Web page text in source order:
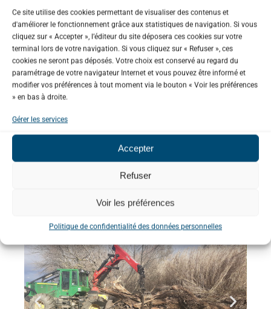
Ce site utilise des cookies permettant de visualiser des contenus et
d'améliorer le fonctionnement grâce aux statistiques de navigation. Si vous
cliquez sur « Accepter », l’éditeur du site déposera ces cookies sur votre
terminal lors de votre navigation. Si vous cliquez sur « Refuser », ces
cookies ne seront pas déposés. Votre choix est conservé au regard du
paramétrage de votre navigateur Internet et vous pouvez être informé et
modifier vos préférences à tout moment via le bouton « Voir les préférences
» en bas à droite.
Gérer les services
Accepter
Refuser
Voir les préférences
Politique de confidentialité des données personnelles
L’objectif est d’évaluer l’impact que peuvent
avoir ces ouvrages sur la quantité d’eau
présente dans les rivières.
Gérer la végétation
cours d’eau et à la protection contre les
inondations. Pour préserver ces services tout en
garantissant la sécurité des populations, le
Syndicat est engagé dans un important